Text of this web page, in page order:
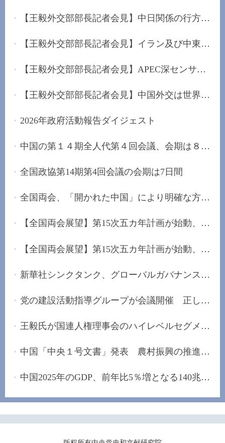
【王毅外交部部長記者会見】中日関係の行方は日本...
【王毅外交部部長記者会見】イラン及び中東に堅持...
【王毅外交部部長記者会見】APEC深センサミットを...
【王毅外交部部長記者会見】中国外交は世界的な混...
2026年政府活動報告ダイジェスト
中国の第１４期全人代第４回会議、会期は８日間
全国政協第14期第4回会議の会期は7日間
全国両会、「開かれた中国」により明確な方向性を...
【全国両会展望】第15次五カ年計画が始動、未来産...
【全国両会展望】第15次五カ年計画が始動、「安定...
新華社シンクタンク、グローバルガバナンスの改革...
党の建設活動指導グループが会議開催 正しい政治...
王毅氏が国連人権理事会のハイレベルセグメントに...
中国「中央１号文書」発表 農村振興の推進手配
中国2025年のGDP、前年比5％増となる140兆元の大...